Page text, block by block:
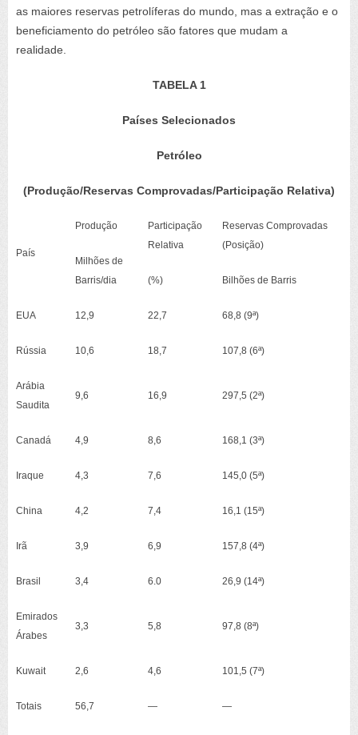
as maiores reservas petrolíferas do mundo, mas a extração e o
beneficiamento do petróleo são fatores que mudam a
realidade.
TABELA 1
Países Selecionados
Petróleo
(Produção/Reservas Comprovadas/Participação Relativa)
País
Produção
Milhões de
Barris/dia
Participação
Relativa
(%)
Reservas Comprovadas
(Posição)
Bilhões de Barris
EUA 12,9 22,7 68,8 (9ª)
Rússia 10,6 18,7 107,8 (6ª)
Arábia
Saudita
9,6 16,9 297,5 (2ª)
Canadá 4,9 8,6 168,1 (3ª)
Iraque 4,3 7,6 145,0 (5ª)
China 4,2 7,4 16,1 (15ª)
Irã 3,9 6,9 157,8 (4ª)
Brasil 3,4 6.0 26,9 (14ª)
Emirados
Árabes
3,3 5,8 97,8 (8ª)
Kuwait 2,6 4,6 101,5 (7ª)
Totais 56,7 — —